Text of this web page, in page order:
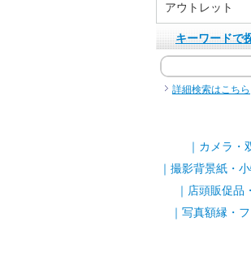
アウトレット
キーワードで
詳細検索はこちら
カメラ・
撮影背景紙・
店頭販促品
写真額縁・